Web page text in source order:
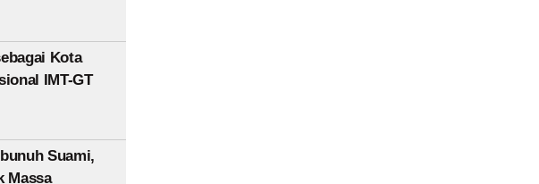
Kota
IMT-GT
Suami,
Massa